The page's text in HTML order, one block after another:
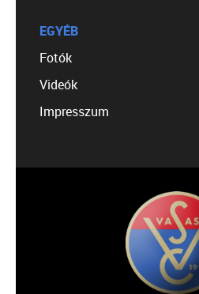
EGYÉB
Fotók
Videók
Impresszum